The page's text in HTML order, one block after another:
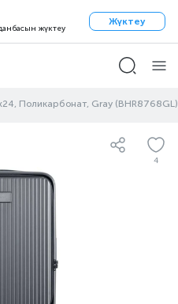
жүктеу
Жүктеу
Поликарбонат, Gray (BHR8768GL)
4